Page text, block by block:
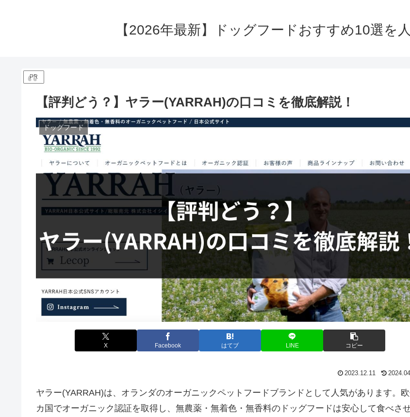
【2026年最新】ドッグフードおすすめ10選を
PR
【評判どう？】ヤラー(YARRAH)の口コミを徹底解説！
ドッグフード
X Facebook はてブ LINE コピー
2023.12.11
ヤラー(YARRAH)は、オランダのオーガニックペットフードブランドとして人気があります。
カ国でオーガニック認証を取得し、無農薬・無着色・無香料のドッグフードは安心して食べさ